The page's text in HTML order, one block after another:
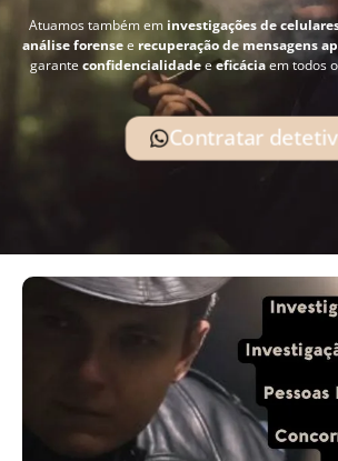
Atuamos também em investigações de
análise forensee recuperação de mensagens
garante confidencialidadeeeficáciaem todos
Contratar